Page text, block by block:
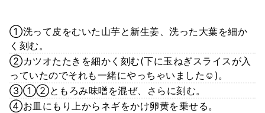
①洗って皮をむいた山芋と新生姜、洗った大葉を細か
く刻む。
②カツオたたきを細かく刻む(下に玉ねぎスライスが入
っていたのでそれも一緒にやっちゃいました☺︎)。
③①②ともろみ味噌を混ぜ、さらに刻む。
④お皿にもり上からネギをかけ卵黄を乗せる。